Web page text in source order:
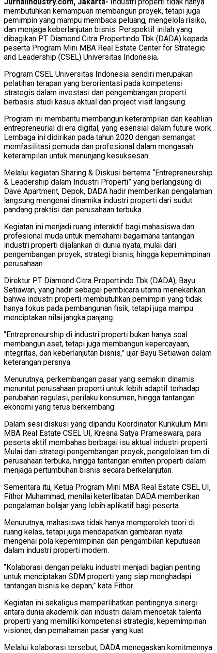
membutuhkan kemampuan membangun proyek, tetapi juga
pemimpin yang mampu membaca peluang, mengelola risiko,
dan menjaga keberlanjutan bisnis. Perspektif inilah yang
dibagikan PT Diamond Citra Propertindo Tbk (DADA) kepada
peserta Program Mini MBA Real Estate Center for Strategic
and Leadership (CSEL) Universitas Indonesia.
Program CSEL Universitas Indonesia sendiri merupakan
pelatihan terapan yang berorientasi pada kompetensi
strategis dalam investasi dan pengembangan properti
berbasis studi kasus aktual dan project visit langsung.
Program ini membantu membangun keterampilan dan keahlian
entrepreneurial di era digital, yang esensial dalam future work.
Lembaga ini didirikan pada tahun 2020 dengan semangat
memfasilitasi pemuda dan profesional dalam mengasah
keterampilan untuk menunjang kesuksesan.
Melalui kegiatan Sharing & Diskusi bertema “Entrepreneurship
& Leadership dalam Industri Properti” yang berlangsung di
Dave Apartment, Depok, DADA hadir memberikan pengalaman
langsung mengenai dinamika industri properti dari sudut
pandang praktisi dan perusahaan terbuka.
Kegiatan ini menjadi ruang interaktif bagi mahasiswa dan
profesional muda untuk memahami bagaimana tantangan
industri properti dijalankan di dunia nyata, mulai dari
pengembangan proyek, strategi bisnis, hingga kepemimpinan
perusahaan.
Direktur PT Diamond Citra Propertindo Tbk (DADA), Bayu
Setiawan, yang hadir sebagai pembicara utama menekankan
bahwa industri properti membutuhkan pemimpin yang tidak
hanya fokus pada pembangunan fisik, tetapi juga mampu
menciptakan nilai jangka panjang.
“Entrepreneurship di industri properti bukan hanya soal
membangun aset, tetapi juga membangun kepercayaan,
integritas, dan keberlanjutan bisnis,” ujar Bayu Setiawan dalam
keterangan persnya.
Menurutnya, perkembangan pasar yang semakin dinamis
menuntut perusahaan properti untuk lebih adaptif terhadap
perubahan regulasi, perilaku konsumen, hingga tantangan
ekonomi yang terus berkembang.
Dalam sesi diskusi yang dipandu Koordinator Kurikulum Mini
MBA Real Estate CSEL UI, Kresna Satya Prameswara, para
peserta aktif membahas berbagai isu aktual industri properti.
Mulai dari strategi pengembangan proyek, pengelolaan tim di
perusahaan terbuka, hingga tantangan emiten properti dalam
menjaga pertumbuhan bisnis secara berkelanjutan.
Sementara itu, Ketua Program Mini MBA Real Estate CSEL UI,
Fithor Muhammad, menilai keterlibatan DADA memberikan
pengalaman belajar yang lebih aplikatif bagi peserta.
Menurutnya, mahasiswa tidak hanya memperoleh teori di
ruang kelas, tetapi juga mendapatkan gambaran nyata
mengenai pola kepemimpinan dan pengambilan keputusan
dalam industri properti modern.
“Kolaborasi dengan pelaku industri menjadi bagian penting
untuk menciptakan SDM properti yang siap menghadapi
tantangan bisnis ke depan,” kata Fithor.
Kegiatan ini sekaligus memperlihatkan pentingnya sinergi
antara dunia akademik dan industri dalam mencetak talenta
properti yang memiliki kompetensi strategis, kepemimpinan
visioner, dan pemahaman pasar yang kuat.
Melalui kolaborasi tersebut, DADA menegaskan komitmennya